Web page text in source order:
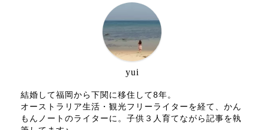
yui
結婚して福岡から下関に移住して8年。
オーストラリア生活・観光フリーライターを経て、かん
もんノートのライターに。子供３人育てながら記事を執